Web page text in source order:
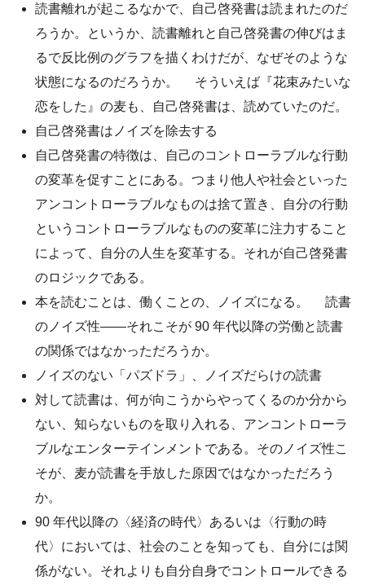
読書離れが起こるなかで、自己啓発書は読まれたのだ
ろうか。というか、読書離れと自己啓発書の伸びはま
るで反比例のグラフを描くわけだが、なぜそのような
状態になるのだろうか。 そういえば『花束みたいな
恋をした』の麦も、自己啓発書は、読めていたのだ。
自己啓発書はノイズを除去する
自己啓発書の特徴は、自己のコントローラブルな行動
の変革を促すことにある。つまり他人や社会といった
アンコントローラブルなものは捨て置き、自分の行動
というコントローラブルなものの変革に注力すること
によって、自分の人生を変革する。それが自己啓発書
のロジックである。
本を読むことは、働くことの、ノイズになる。 読書
のノイズ性――それこそが 90 年代以降の労働と読書
の関係ではなかっただろうか。
ノイズのない「パズドラ」、ノイズだらけの読書
対して読書は、何が向こうからやってくるのか分から
ない、知らないものを取り入れる、アンコントローラ
ブルなエンターテインメントである。そのノイズ性こ
そが、麦が読書を手放した原因ではなかっただろう
か。
90 年代以降の〈経済の時代〉あるいは〈行動の時
代〉においては、社会のことを知っても、自分には関
係がない。それよりも自分自身でコントロールできる